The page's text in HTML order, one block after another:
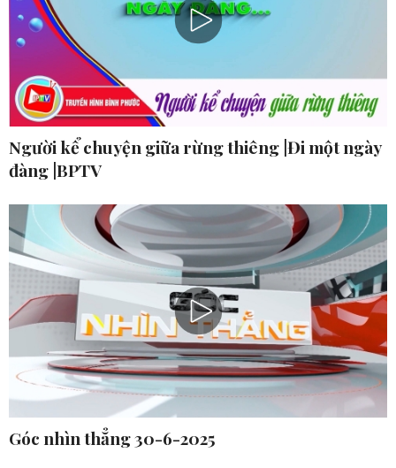
Người kể chuyện giữa rừng thiêng |Đi một ngày
đàng |BPTV
Góc nhìn thẳng 30-6-2025